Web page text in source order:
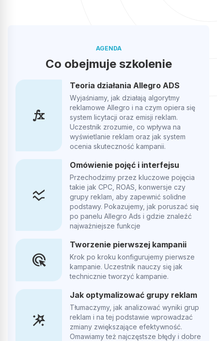
AGENDA
Co obejmuje szkolenie
function
Teoria działania Allegro ADS
Wyjaśniamy, jak działają algorytmy
reklamowe Allegro i na czym opiera się
system licytacji oraz emisji reklam.
Uczestnik zrozumie, co wpływa na
wyświetlanie reklam oraz jak system
ocenia skuteczność kampanii.
ssid_chart
Omówienie pojęć i interfejsu
Przechodzimy przez kluczowe pojęcia
takie jak CPC, ROAS, konwersje czy
grupy reklam, aby zapewnić solidne
podstawy. Pokazujemy, jak poruszać się
po panelu Allegro Ads i gdzie znaleźć
najważniejsze funkcje
ads_click
Tworzenie pierwszej kampanii
Krok po kroku konfigurujemy pierwsze
kampanie. Uczestnik nauczy się jak
technicznie tworzyć kampanie.
wand_stars
Jak optymalizować grupy reklam
Tłumaczymy, jak analizować wyniki grup
reklam i na tej podstawie wprowadzać
zmiany zwiększające efektywność.
Omawiamy też najczęstsze błędy i dobre